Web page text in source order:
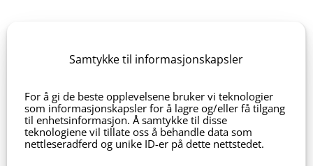
Vis værmeldinger fra hele verden eller bestemt lokasjon
Samtykke til informasjonskapsler
For å gi de beste opplevelsene bruker vi teknologier
som informasjonskapsler for å lagre og/eller få tilgang
til enhetsinformasjon. Å samtykke til disse
teknologiene vil tillate oss å behandle data som
nettleseradferd og unike ID-er på dette nettstedet.